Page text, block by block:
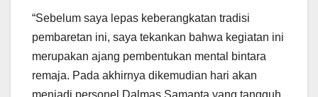
“Sebelum saya lepas keberangkatan tradisi
pembaretan ini, saya tekankan bahwa kegiatan ini
merupakan ajang pembentukan mental bintara
remaja. Pada akhirnya dikemudian hari akan